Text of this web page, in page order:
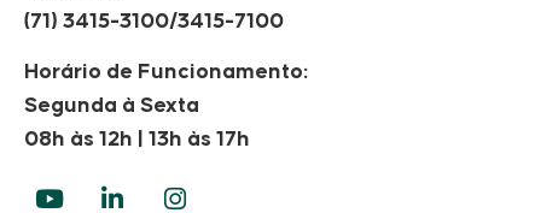
(71) 3415-3100/3415-7100
Horário de Funcionamento:
Segunda à Sexta
08h às 12h | 13h às 17h